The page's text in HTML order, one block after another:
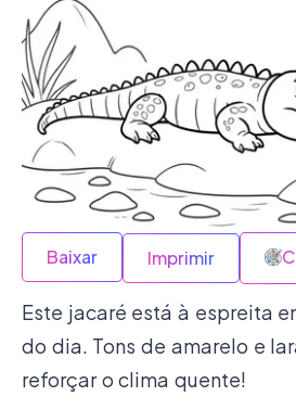
Baixar Imprimir
Este jacaré está à espreita
do dia. Tons de amarelo e
reforçar o clima quente!